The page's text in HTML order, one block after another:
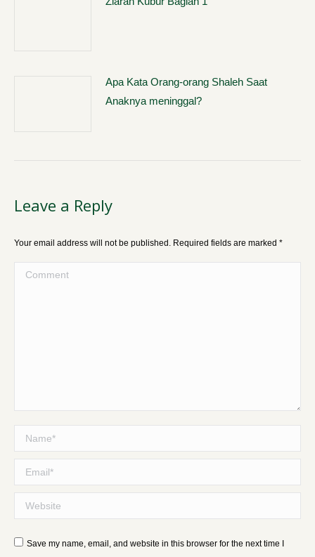
Apa Kata Orang-orang Shaleh Saat
Anaknya meninggal?
Leave a Reply
Your email address will not be published. Required fields are marked *
Comment
Name *
Email *
Website
Save my name, email, and website in this browser for the next time I